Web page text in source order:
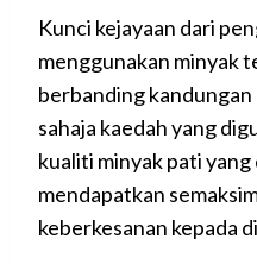
Kunci kejayaan dari
menggunakan minyak
berbanding
sahaja kaedah yang
kualiti minyak pati yang
mendapatkan
keberkesanan kepada